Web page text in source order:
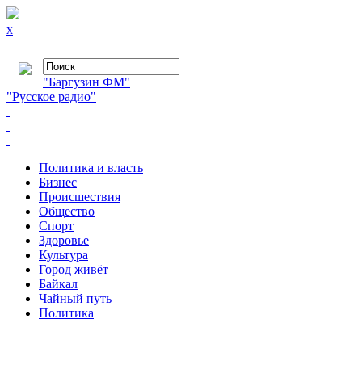
x
"Баргузин ФМ"
"Русское радио"
Политика и власть
Бизнес
Происшествия
Общество
Cпорт
Здоровье
Культура
Город живёт
Байкал
Чайный путь
Политика